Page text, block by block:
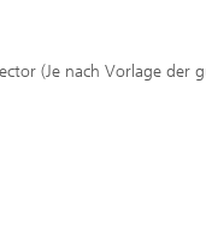
(Je nach Vorlage der